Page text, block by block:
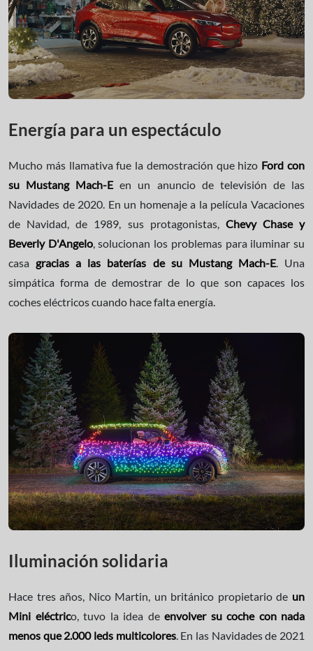
Energía para un espectáculo
Mucho más llamativa fue la demostración que hizo Ford con
su Mustang Mach-E en un anuncio de televisión de las
Navidades de 2020. En un homenaje a la película Vacaciones
de Navidad, de 1989, sus protagonistas, Chevy Chase y
Beverly D'Angelo, solucionan los problemas para iluminar su
casagracias a las baterías de su Mustang Mach-E. Una
simpática forma de demostrar de lo que son capaces los
coches eléctricos cuando hace falta energía.
Iluminación solidaria
Hace tres años, Nico Martin, un británico propietario de un
Mini eléctrico, tuvo la idea de envolver su coche con nada
menos que 2.000 leds multicolores. En las Navidades de 2021